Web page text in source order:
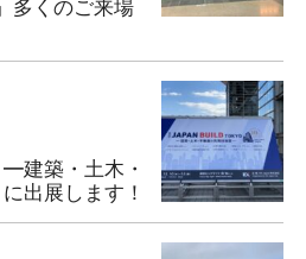
多くのご来場
建築・土木・
出展します！